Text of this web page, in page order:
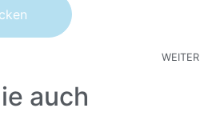
WEITER
auch